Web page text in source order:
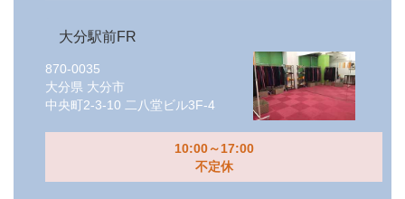
大分駅前FR
870-0035
大分県 大分市
中央町2-3-10 二八堂ビル3F-4
10:00～17:00
不定休